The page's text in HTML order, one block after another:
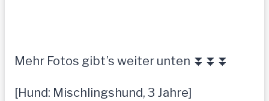
Mehr Fotos gibt’s weiter unten ⏬⏬⏬
[Hund: Mischlingshund, 3 Jahre]